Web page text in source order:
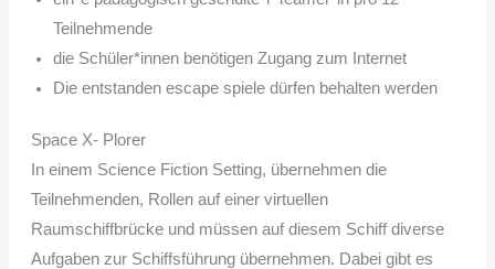
Teilnehmende
die Schüler*innen benötigen Zugang zum Internet
Die entstanden escape spiele dürfen behalten werden
Space X- Plorer
In einem Science Fiction Setting, übernehmen die
Teilnehmenden, Rollen auf einer virtuellen
Raumschiffbrücke und müssen auf diesem Schiff diverse
Aufgaben zur Schiffsführung übernehmen. Dabei gibt es